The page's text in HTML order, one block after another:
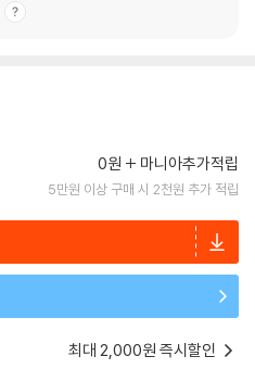
0원 마니아추가적립
5만원 이상 구매 시 2천원 추가 적립
최대 2,000원 즉시할인